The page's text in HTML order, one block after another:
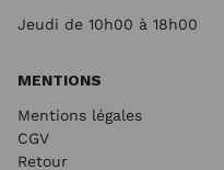
Jeudi de 10h00 à 18h00
MENTIONS
Mentions légales
CGV
Retour